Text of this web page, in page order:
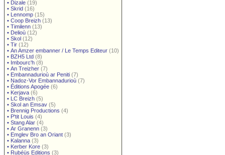
• Dizale (19)
• Skrid (16)
• Lennomp (15)
• Coop Breizh (13)
• Timilenn (13)
• Delioù (12)
• Skol (12)
• Tir (12)
• An Amzer embanner / Le Temps Editeur (10)
• BZH5 Ltd (8)
• Imbourc'h (8)
• An Treizher (7)
• Embannadurioù ar Peniti (7)
• Nadoz-Vor Embannadurioù (7)
• Éditions Apogée (6)
• Kerjava (6)
• LC Breizh (5)
• Skol an Emsav (5)
• Brennig Productions (4)
• P'tit Louis (4)
• Stang Alar (4)
• Ar Granenn (3)
• Emglev Bro an Oriant (3)
• Kalanna (3)
• Kerber Kore (3)
• Rubéüs Editions (3)